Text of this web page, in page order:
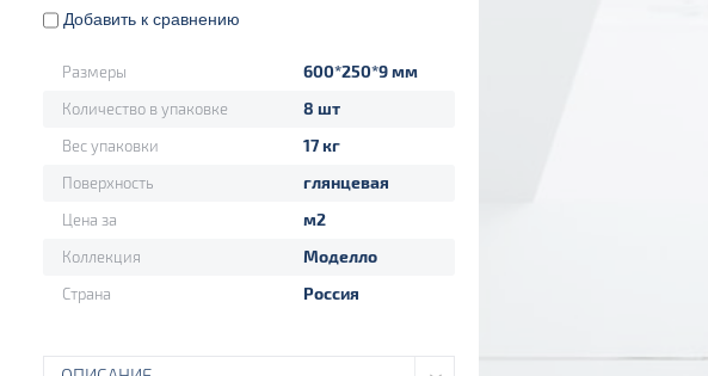
Добавить к сравнению
Размеры 600*250*9 мм
Количество в упаковке 8 шт
Вес упаковки 17 кг
Поверхность глянцевая
Цена за м2
Коллекция Моделло
Страна Россия